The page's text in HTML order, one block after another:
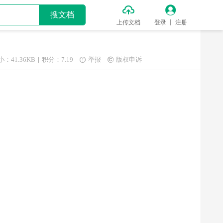
搜文档 
上传文档

登录 注册
：41.36KB 积分：7.19  举报  版权申诉